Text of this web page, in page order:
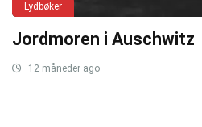
Lydbøker
Jordmoren i Auschwitz
12 måneder ago